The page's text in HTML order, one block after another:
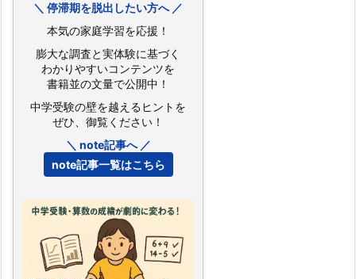
＼ 停滞期を脱出したい方へ ／
本気の家庭学習を応援！
膨大な調査と実体験に基づく
わかりやすいコンテンツを
書籍並の文量で公開中！
中学受験の壁を越えるヒントを
ぜひ、御覧ください！
＼ note記事へ ／
note記事一覧はこちら